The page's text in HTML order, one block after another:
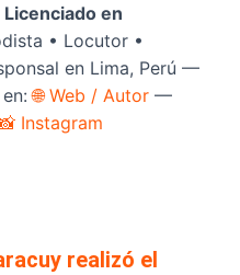
Licenciado en
• Locutor •
en Lima, Perú —
en:🌐 Web / Autor —
Instagram
realizó el